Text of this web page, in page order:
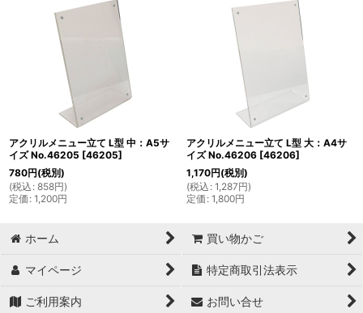
アクリルメニュー立て L型 中：A5サ
イズ No.46205 [46205]
780円(税別)
(税込 : 858円)
定価 : 1,200円
アクリルメニュー立て L型 大：A4サ
イズ No.46206 [46206]
1,170円(税別)
(税込 : 1,287円)
定価 : 1,800円
ホーム 買い物かご
マイページ 特定商取引法表示
ご利用案内 お問い合せ